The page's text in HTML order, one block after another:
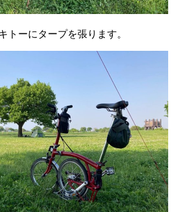
トーにタープを張ります。